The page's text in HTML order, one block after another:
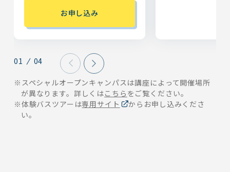
01 04
お申し込み
※スペシャルオープンキャンパスは講座によって開催場所
が異なります。詳しくはこちら をご覧ください。
※体験バスツアーは専用サイト
からお申し込みくださ
い。